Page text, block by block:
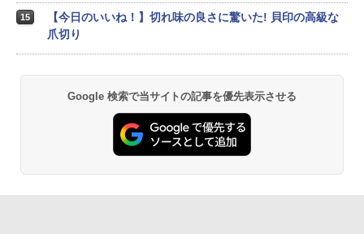
15
【今日のいいね！】切れ味の良さに驚いた! 貝印の高級な
爪切り
Google 検索で当サイトの記事を優先表示させる